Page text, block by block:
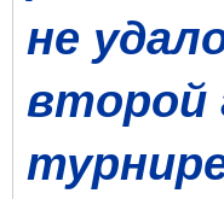
не
второй